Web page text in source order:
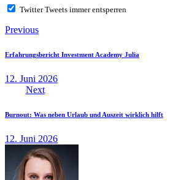
Twitter Tweets immer entsperren
Beitragsnavigation
Previous
Erfahrungsbericht Investment Academy Julia
12. Juni 2026
Next
Burnout: Was neben Urlaub und Auszeit wirklich hilft
12. Juni 2026